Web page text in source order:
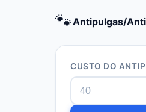
🐾Antipulgas/
CUSTO DO